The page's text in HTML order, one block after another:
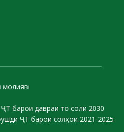
барои давраи то соли 2030
ҶТ барои солҳои 2021-2025